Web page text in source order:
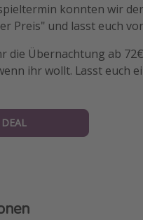
konnten wir
Preis" und lasst euch
die Übernachtung ab
ihr wollt. Lasst euch